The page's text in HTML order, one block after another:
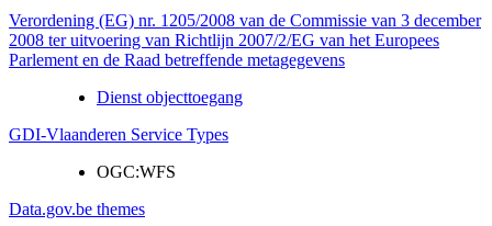
Verordening (EG) nr. 1205/2008 van de Commissie van 3 december
2008 ter uitvoering van Richtlijn 2007/2/EG van het Europees
Parlement en de Raad betreffende metagegevens
Dienst objecttoegang
GDI-Vlaanderen Service Types
OGC:WFS
Data.gov.be themes